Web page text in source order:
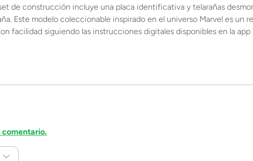
de construcción incluye una placa identificativa y telarañas
Este modelo coleccionable inspirado en el universo Marvel es un
facilidad siguiendo las instrucciones digitales disponibles en la
comentario.